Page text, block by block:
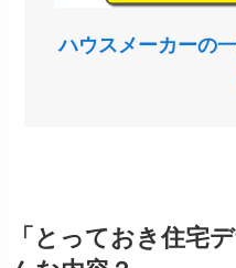
ハウスメーカーの
「とっておき住宅